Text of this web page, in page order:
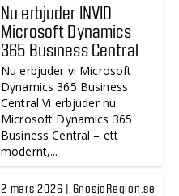
Nu erbjuder INVID
Microsoft Dynamics
365 Business Central
Nu erbjuder vi Microsoft
Dynamics 365 Business
Central Vi erbjuder nu
Microsoft Dynamics 365
Business Central – ett
modernt,...
2 mars 2026 | GnosjoRegion.se